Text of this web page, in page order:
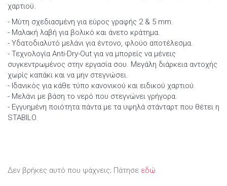
χαρτιού.
- Μύτη σχεδιασμένη για εύρος γραφής 2 & 5 mm.
- Μαλακή λαβή για βολικό και άνετο κράτημα.
- Υδατοδιαλυτό μελάνι για έντονο, φλούο αποτέλεσμα.
- Τεχνολογία Anti-Dry-Out για να μπορείς να μένεις
συγκεντρωμένος στην εργασία σου. Μεγάλη διάρκεια αντοχής
χωρίς καπάκι και να μην στεγνώσει.
- Ιδανικός για κάθε τύπο κανονικού και ειδικού χαρτιού.
- Μελάνι με βάση το νερό που στεγνώνει γρήγορα.
- Εγγυημένη ποιότητα πάντα με τα υψηλά στάνταρτ που θέτει η
STABILO.
Δεν βρήκες αυτό που ψάχνεις; Πάτησε εδώ